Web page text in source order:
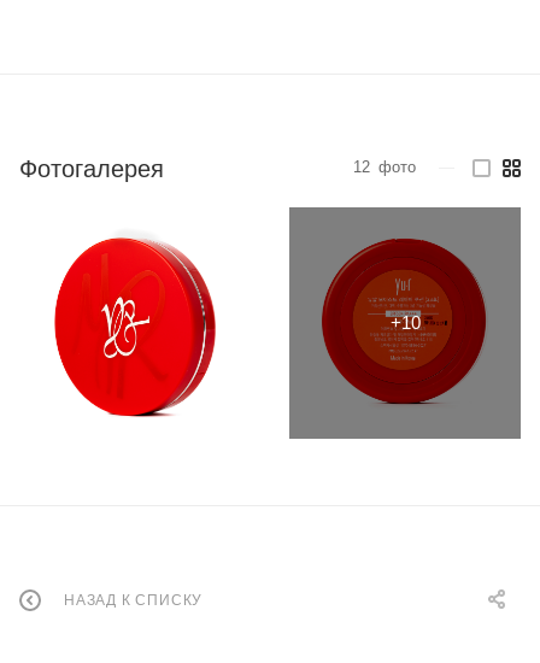
Фотогалерея 12 фото
НАЗАД К СПИСКУ